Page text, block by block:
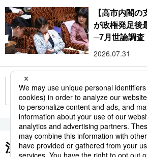
【高市内閣
が政権発足後
─7月世論調査
2026.07.31
もっと見る
注目のキーワード